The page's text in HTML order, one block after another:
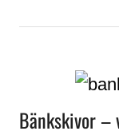
Bänkskivor